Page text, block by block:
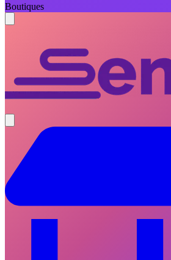
Boutiques